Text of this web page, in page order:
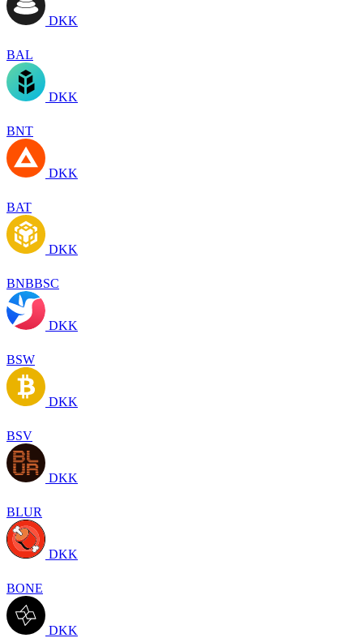
DKK
BAL
DKK
BNT
DKK
BAT
DKK
BNBBSC
DKK
BSW
DKK
BSV
DKK
BLUR
DKK
BONE
DKK